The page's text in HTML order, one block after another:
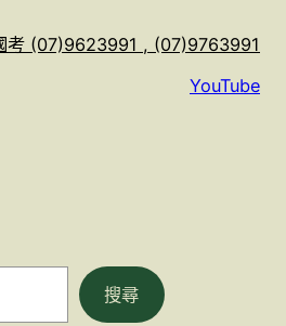
考 (07)9623991 , (07)9763991
YouTube
搜尋